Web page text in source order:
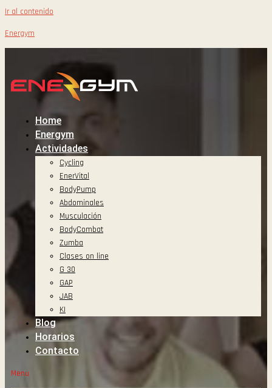
Ir al contenido
Energym
Home
Energym
Actividades
Cycling
EnerVital
BodyPump
Abdominales
Musculación
BodyCombat
Zumba
Clases on line
G 30
GAP
JAB
KI
Blog
Horarios
Contacto
Menu